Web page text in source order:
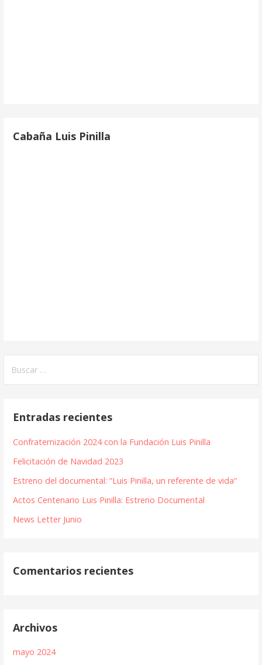
Cabaña Luis Pinilla
Entradas recientes
Confraternización 2024 con la Fundación Luis Pinilla
Felicitación de Navidad 2023
Estreno del documental: “Luis Pinilla, un referente de vida“
Actos Centenario Luis Pinilla: Estreno Documental
News Letter Junio
Comentarios recientes
Archivos
mayo 2024